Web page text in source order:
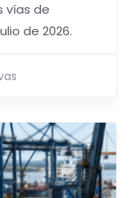
vías de
de 2026.